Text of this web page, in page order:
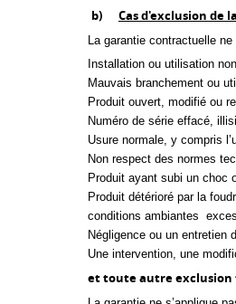
b) Cas d'exclusion de
La garantie contractuelle
Installation ou utilisation
Mauvais branchement ou
Produit ouvert, modifié ou
Numéro de série effacé,
Usure normale, y compris
Non respect des normes
Produit ayant subi un choc
Produit détérioré par la
conditions ambiantes
Négligence ou un entretien
Une intervention, une
et toute autre exclusion